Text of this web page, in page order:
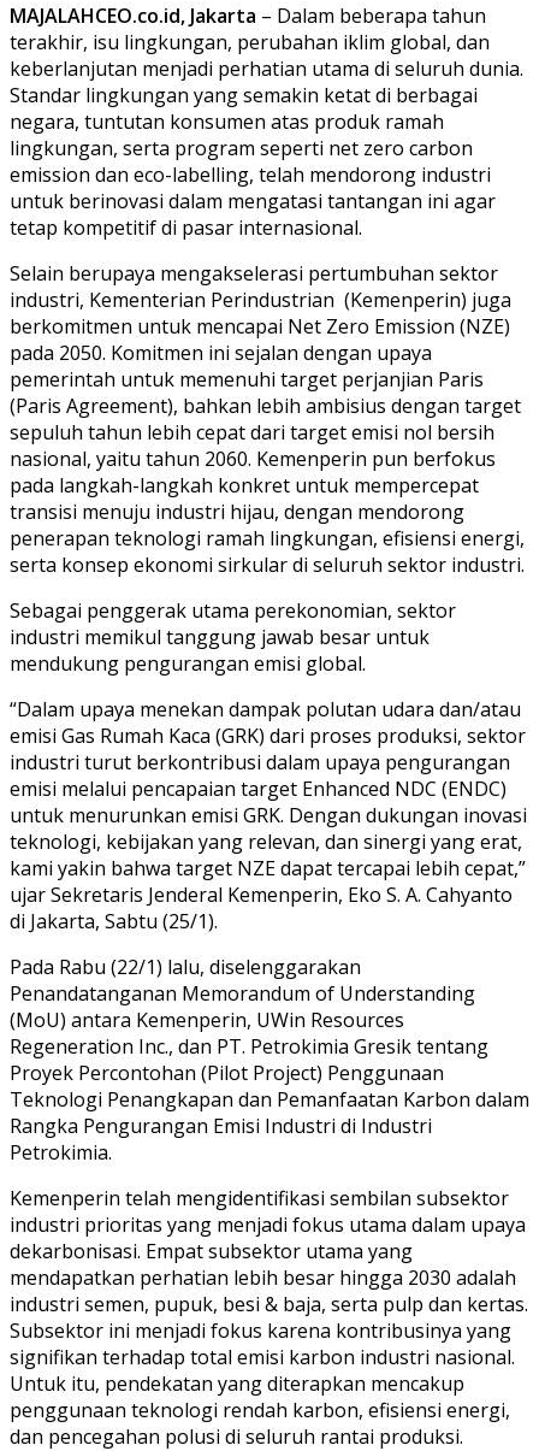
MAJALAHCEO.co.id, Jakarta – Dalam beberapa tahun
terakhir, isu lingkungan, perubahan iklim global, dan
keberlanjutan menjadi perhatian utama di seluruh dunia.
Standar lingkungan yang semakin ketat di berbagai
negara, tuntutan konsumen atas produk ramah
lingkungan, serta program seperti net zero carbon
emission dan eco-labelling, telah mendorong industri
untuk berinovasi dalam mengatasi tantangan ini agar
tetap kompetitif di pasar internasional.
Selain berupaya mengakselerasi pertumbuhan sektor
industri, Kementerian Perindustrian (Kemenperin) juga
berkomitmen untuk mencapai Net Zero Emission (NZE)
pada 2050. Komitmen ini sejalan dengan upaya
pemerintah untuk memenuhi target perjanjian Paris
(Paris Agreement), bahkan lebih ambisius dengan target
sepuluh tahun lebih cepat dari target emisi nol bersih
nasional, yaitu tahun 2060. Kemenperin pun berfokus
pada langkah-langkah konkret untuk mempercepat
transisi menuju industri hijau, dengan mendorong
penerapan teknologi ramah lingkungan, efisiensi energi,
serta konsep ekonomi sirkular di seluruh sektor industri.
Sebagai penggerak utama perekonomian, sektor
industri memikul tanggung jawab besar untuk
mendukung pengurangan emisi global.
“Dalam upaya menekan dampak polutan udara dan/atau
emisi Gas Rumah Kaca (GRK) dari proses produksi, sektor
industri turut berkontribusi dalam upaya pengurangan
emisi melalui pencapaian target Enhanced NDC (ENDC)
untuk menurunkan emisi GRK. Dengan dukungan inovasi
teknologi, kebijakan yang relevan, dan sinergi yang erat,
kami yakin bahwa target NZE dapat tercapai lebih cepat,”
ujar Sekretaris Jenderal Kemenperin, Eko S. A. Cahyanto
di Jakarta, Sabtu (25/1).
Pada Rabu (22/1) lalu, diselenggarakan
Penandatanganan Memorandum of Understanding
(MoU) antara Kemenperin, UWin Resources
Regeneration Inc., dan PT. Petrokimia Gresik tentang
Proyek Percontohan (Pilot Project) Penggunaan
Teknologi Penangkapan dan Pemanfaatan Karbon dalam
Rangka Pengurangan Emisi Industri di Industri
Petrokimia.
Kemenperin telah mengidentifikasi sembilan subsektor
industri prioritas yang menjadi fokus utama dalam upaya
dekarbonisasi. Empat subsektor utama yang
mendapatkan perhatian lebih besar hingga 2030 adalah
industri semen, pupuk, besi & baja, serta pulp dan kertas.
Subsektor ini menjadi fokus karena kontribusinya yang
signifikan terhadap total emisi karbon industri nasional.
Untuk itu, pendekatan yang diterapkan mencakup
penggunaan teknologi rendah karbon, efisiensi energi,
dan pencegahan polusi di seluruh rantai produksi.